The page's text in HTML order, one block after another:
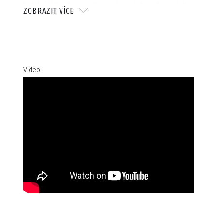
hudební léto v Praze, poté se již začaly hrnout pozvánky
ZOBRAZIT VÍCE
Video